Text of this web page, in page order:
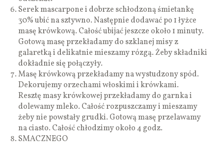
Serek mascarpone i dobrze schłodzoną śmietankę
30% ubić na sztywno. Następnie dodawać po 1 łyżce
masę krówkową. Całość ubijać jeszcze około 1 minuty.
Gotową masę przekładamy do szklanej misy z
galaretką i delikatnie mieszamy rózgą. Żeby składniki
dokładnie się połączyły.
Masę krówkową przekładamy na wystudzony spód.
Dekorujemy orzechami włoskimi i krówkami.
Resztę masy krówkowej przekładamy do garnka i
dolewamy mleko. Całość rozpuszczamy i mieszamy
żeby nie powstały grudki. Gotową masę przelawamy
na ciasto. Całość chłodzimy około 4 godz.
SMACZNEGO